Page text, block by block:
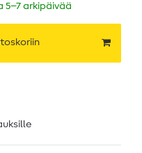
arkipäivää